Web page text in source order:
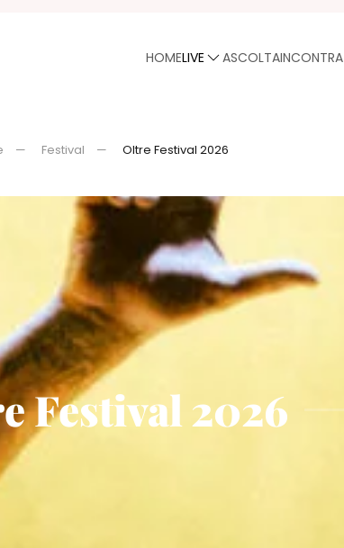
HOMELIVE ASCOLTAINCONTRA
Festival Oltre Festival 2026
Festival 2026